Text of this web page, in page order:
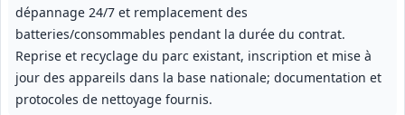
dépannage 24/7 et remplacement des
batteries/consommables pendant la durée du contrat.
Reprise et recyclage du parc existant, inscription et mise à
jour des appareils dans la base nationale; documentation et
protocoles de nettoyage fournis.